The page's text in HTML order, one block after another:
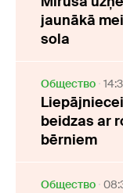
jaunākā
sola
Oбщество
beidzas ar
bērniem
Oбщество